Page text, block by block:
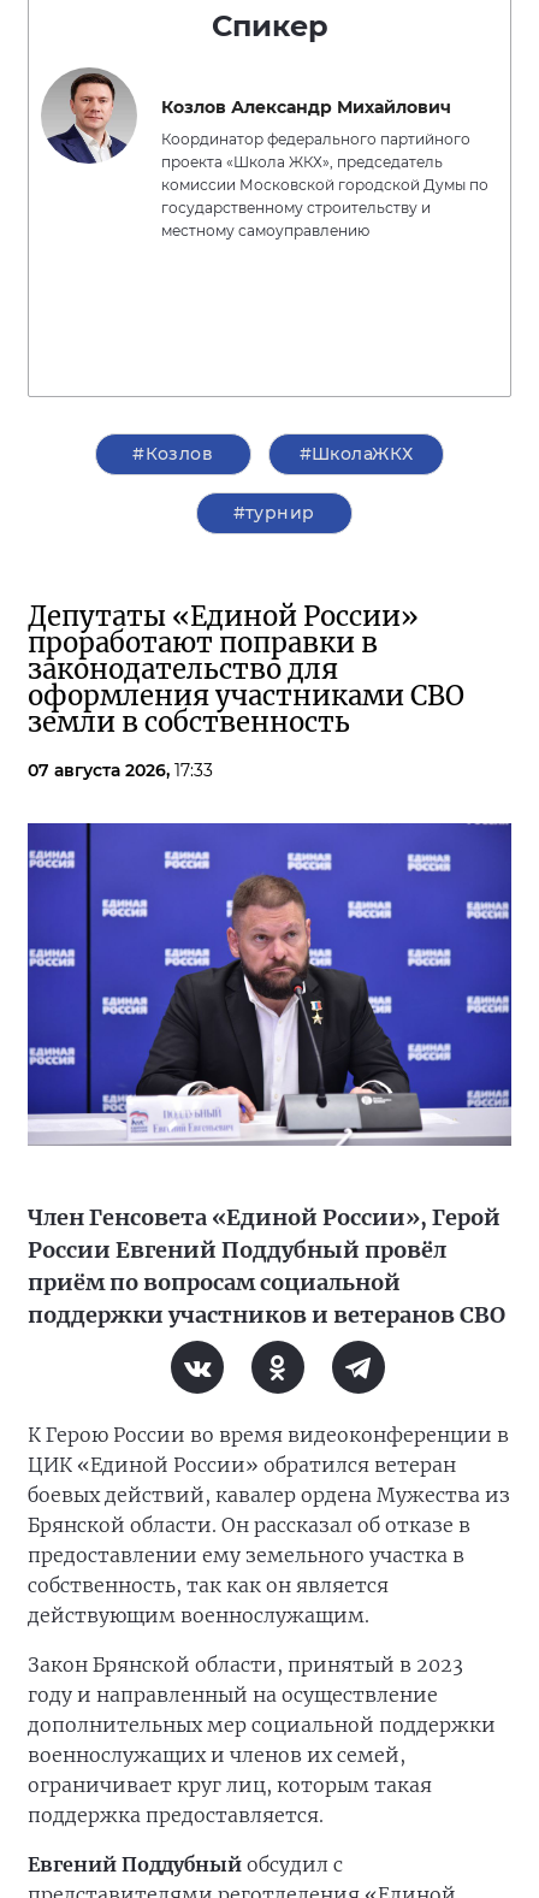
Спикер
Козлов Александр Михайлович
Координатор федерального партийного
проекта «Школа ЖКХ», председатель
комиссии Московской городской Думы по
государственному строительству и
местному самоуправлению
#Козлов #ШколаЖКХ
#турнир
Депутаты «Единой России»
проработают поправки в
законодательство для
оформления участниками СВО
земли в собственность
07 августа 2026, 17:33
Член Генсовета «Единой России», Герой
России Евгений Поддубный провёл
приём по вопросам социальной
поддержки участников и ветеранов СВО
К Герою России во время видеоконференции в
ЦИК «Единой России» обратился ветеран
боевых действий, кавалер ордена Мужества из
Брянской области. Он рассказал об отказе в
предоставлении ему земельного участка в
собственность, так как он является
действующим военнослужащим.
Закон Брянской области, принятый в 2023
году и направленный на осуществление
дополнительных мер социальной поддержки
военнослужащих и членов их семей,
ограничивает круг лиц, которым такая
поддержка предоставляется.
Евгений Поддубный обсудил с